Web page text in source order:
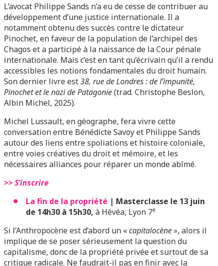
L’avocat Philippe Sands n’a eu de cesse de contribuer au
développement d’une justice internationale. Il a
notamment obtenu des succès contre le dictateur
Pinochet, en faveur de la population de l’archipel des
Chagos et a participé à la naissance de la Cour pénale
internationale. Mais c’est en tant qu’écrivain qu’il a rendu
accessibles les notions fondamentales du droit humain.
Son dernier livre est38, rue de Londres : de l’impunité,
Pinochet et le nazi de Patagonie(trad. Christophe Beslon,
Albin Michel, 2025).
Michel Lussault, en géographe, fera vivre cette
conversation entre Bénédicte Savoy et Philippe Sands
autour des liens entre spoliations et histoire coloniale,
entre voies créatives du droit et mémoire, et les
nécessaires alliances pour réparer un monde abîmé.
>> S’inscrire
La fin de la propriété | Masterclasse le 13 juin
de 14h30 à 15h30, à Hévéa, Lyon 7e
Si l’Anthropocène est d’abord un «capitalocène», alors il
implique de se poser sérieusement la question du
capitalisme, donc de la propriété privée et surtout de sa
critique radicale. Ne faudrait-il pas en finir avec la